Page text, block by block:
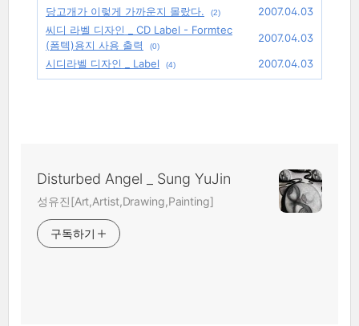
당고개가 이렇게 가까운지 몰랐다.
(2)
2007.04.03
씨디 라벨 디자인 _ CD Label - Formtec
(폼텍)용지 사용 출력
(0)
2007.04.03
시디라벨 디자인 _ Label
(4) 2007.04.03
Disturbed Angel _ Sung YuJin
성유진[Art,Artist,Drawing,Painting]
구독하기